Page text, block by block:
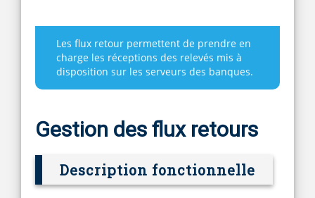
Les flux retour permettent de prendre en
charge les réceptions des relevés mis à
disposition sur les serveurs des banques.
Gestion des flux retours
Description fonctionnelle